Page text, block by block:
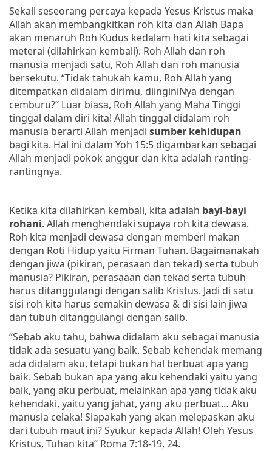
Sekali seseorang percaya kepada Yesus Kristus maka
Allah akan membangkitkan roh kita dan Allah Bapa
akan menaruh Roh Kudus kedalam hati kita sebagai
meterai (dilahirkan kembali). Roh Allah dan roh
manusia menjadi satu, Roh Allah dan roh manusia
bersekutu. “Tidak tahukah kamu, Roh Allah yang
ditempatkan didalam dirimu, diinginiNya dengan
cemburu?” Luar biasa, Roh Allah yang Maha Tinggi
tinggal dalam diri kita! Allah tinggal didalam roh
manusia berarti Allah menjadi sumber kehidupan
bagi kita. Hal ini dalam Yoh 15:5 digambarkan sebagai
Allah menjadi pokok anggur dan kita adalah ranting-
rantingnya.
Ketika kita dilahirkan kembali, kita adalah bayi-bayi
rohani. Allah menghendaki supaya roh kita dewasa.
Roh kita menjadi dewasa dengan memberi makan
dengan Roti Hidup yaitu Firman Tuhan. Bagaimanakah
dengan jiwa (pikiran, perasaan dan tekad) serta tubuh
manusia? Pikiran, perasaaan dan tekad serta tubuh
harus ditanggulangi dengan salib Kristus. Jadi di satu
sisi roh kita harus semakin dewasa & di sisi lain jiwa
dan tubuh ditanggulangi dengan salib.
“Sebab aku tahu, bahwa didalam aku sebagai manusia
tidak ada sesuatu yang baik. Sebab kehendak memang
ada didalam aku, tetapi bukan hal berbuat apa yang
baik. Sebab bukan apa yang aku kehendaki yaitu yang
baik, yang aku perbuat, melainkan apa yang tidak aku
kehendaki, yaitu yang jahat, yang aku perbuat… Aku
manusia celaka! Siapakah yang akan melepaskan aku
dari tubuh maut ini? Syukur kepada Allah! Oleh Yesus
Kristus, Tuhan kita” Roma 7:18-19, 24.